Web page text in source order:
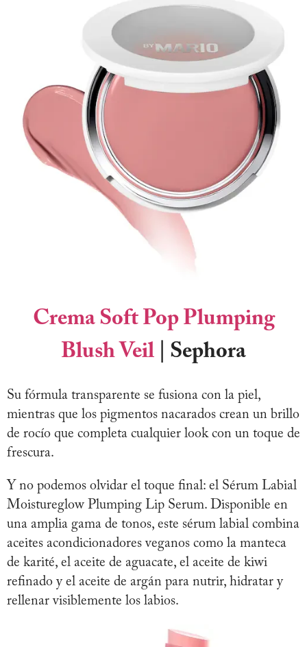
Crema Soft Pop Plumping
Blush Veil | Sephora
Su fórmula transparente se fusiona con la piel,
mientras que los pigmentos nacarados crean un brillo
de rocío que completa cualquier look con un toque de
frescura.
Y no podemos olvidar el toque final: el Sérum Labial
Moistureglow Plumping Lip Serum. Disponible en
una amplia gama de tonos, este sérum labial combina
aceites acondicionadores veganos como la manteca
de karité, el aceite de aguacate, el aceite de kiwi
refinado y el aceite de argán para nutrir, hidratar y
rellenar visiblemente los labios.